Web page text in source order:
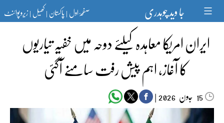
content جا وید چوہدری صفحۂ اول|پاکستان|کھیل|زیرو پوائنٹ
ایران امریکا معاہدہ کیلئے دوحہ میں خفیہ تیاریوں
کا آغاز، اہم پیش رفت سامنے آگئی
15 جون‬‮ |